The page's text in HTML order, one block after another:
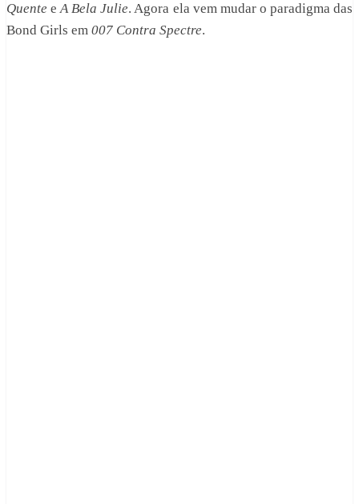
Quente eA Bela Julie. Agora ela vem mudar o paradigma das
Bond Girls em 007 Contra Spectre.